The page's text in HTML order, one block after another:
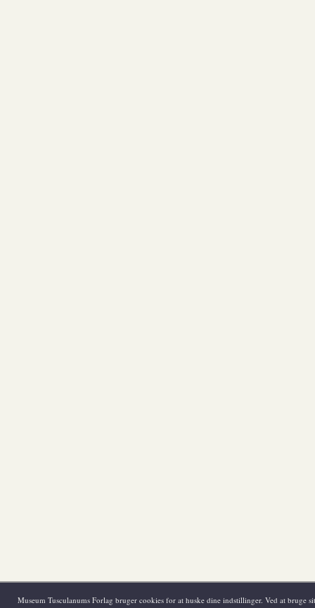
Museum Tusculanums Forlag bruger cookies for at huske dine indstillinger. Ved at bruge